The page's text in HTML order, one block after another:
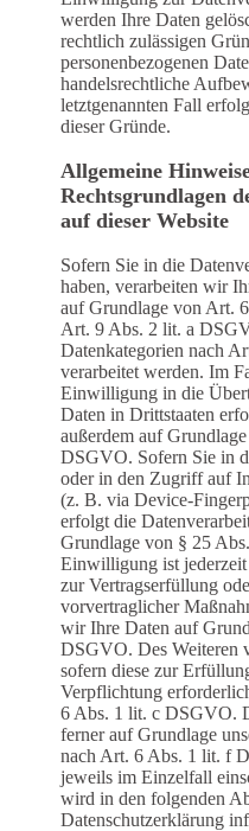
werden Ihre Daten
rechtlich zulässigen
personenbezogenen
handelsrechtliche
letztgenannten Fall
dieser Gründe.
Allgemeine
Rechtsgrundlagen
auf dieser Website
Sofern Sie in die
haben, verarbeiten wir
auf Grundlage von Art.
Art. 9 Abs. 2 lit. a
Datenkategorien nach
verarbeitet werden. Im
Einwilligung in die
Daten in Drittstaaten
außerdem auf
DSGVO. Sofern Sie in
oder in den Zugriff auf
(z. B. via Device-
erfolgt die
Grundlage von § 25
Einwilligung ist
zur Vertragserfüllung
vorvertraglicher
wir Ihre Daten auf
DSGVO. Des Weiteren
sofern diese zur
Verpflichtung
6 Abs. 1 lit. c DSGVO.
ferner auf Grundlage
nach Art. 6 Abs. 1 lit. f
jeweils im Einzelfall
wird in den folgenden
Datenschutzerklärung